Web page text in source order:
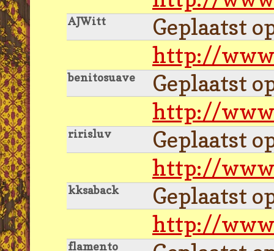
AJWitt
Geplaatst
http://
benitosuave
Geplaatst
http://
ririsluv
Geplaatst
http://
kksaback
Geplaatst
http://
flamento